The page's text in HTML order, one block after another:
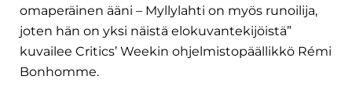
omaperäinen ääni – Myllylahti on myös runoilija,
joten hän on yksi näistä elokuvantekijöistä”
kuvailee Critics’ Weekin ohjelmistopäällikkö Rémi
Bonhomme.